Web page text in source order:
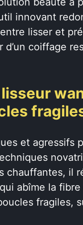
innovant
lisser et
d’un coiffage
et agressifs
chauffantes, il
abîme la
fragiles,